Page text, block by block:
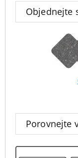
Objednejte
Porovnejte